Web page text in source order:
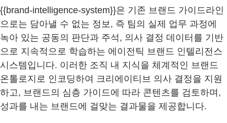
{{brand-intelligence-system}}은 기존 브랜드 가이드라인
으로는 담아낼 수 없는 정보, 즉 팀의 실제 업무 과정에
녹아 있는 공동의 판단과 주석, 의사 결정 데이터를 기반
으로 지속적으로 학습하는 에이전틱 브랜드 인텔리전스
시스템입니다. 이러한 조직 내 지식을 체계적인 브랜드
온톨로지로 인코딩하여 크리에이티브 의사 결정을 지원
하고, 브랜드의 심층 가이드에 따라 콘텐츠를 검토하며,
성과를 내는 브랜드에 걸맞는 결과물을 제공합니다.